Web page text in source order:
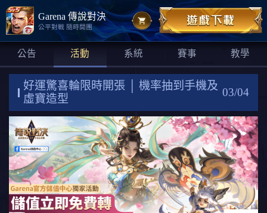
Garena 傳說對決
公平對戰 隨時開團
公告 活動 系統 賽事 教學
好運驚喜輪限時開張 │ 機率抽到手機及
虛寶造型
03/04